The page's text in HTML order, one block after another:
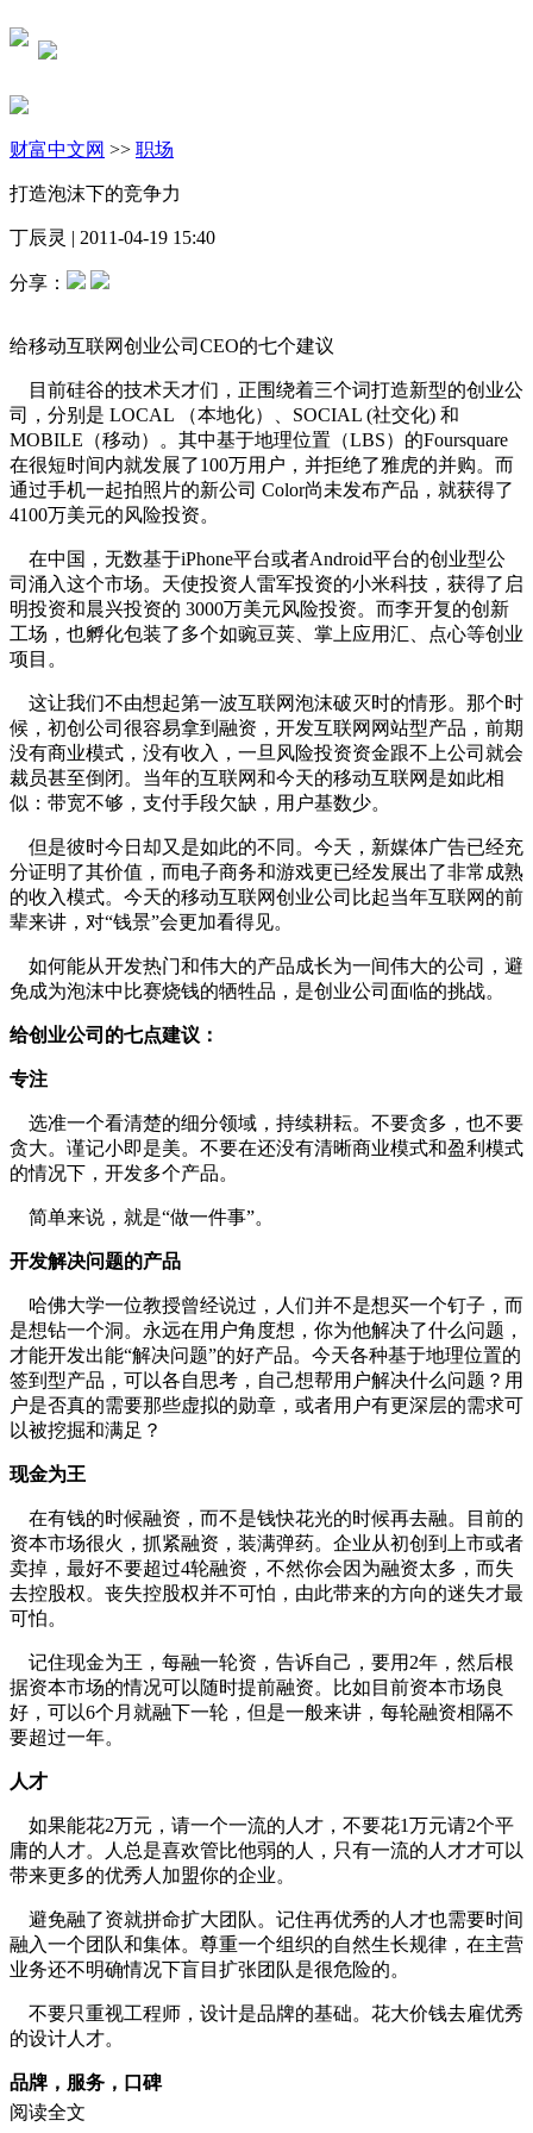
财富中文网 >> 职场
打造泡沫下的竞争力
丁辰灵 | 2011-04-19 15:40
分享：
给移动互联网创业公司CEO的七个建议
目前硅谷的技术天才们，正围绕着三个词打造新型的创业公
司，分别是 LOCAL （本地化）、SOCIAL (社交化) 和
MOBILE（移动）。其中基于地理位置（LBS）的Foursquare
在很短时间内就发展了100万用户，并拒绝了雅虎的并购。而
通过手机一起拍照片的新公司 Color尚未发布产品，就获得了
4100万美元的风险投资。
在中国，无数基于iPhone平台或者Android平台的创业型公
司涌入这个市场。天使投资人雷军投资的小米科技，获得了启
明投资和晨兴投资的 3000万美元风险投资。而李开复的创新
工场，也孵化包装了多个如豌豆荚、掌上应用汇、点心等创业
项目。
这让我们不由想起第一波互联网泡沫破灭时的情形。那个时
候，初创公司很容易拿到融资，开发互联网网站型产品，前期
没有商业模式，没有收入，一旦风险投资资金跟不上公司就会
裁员甚至倒闭。当年的互联网和今天的移动互联网是如此相
似：带宽不够，支付手段欠缺，用户基数少。
但是彼时今日却又是如此的不同。今天，新媒体广告已经充
分证明了其价值，而电子商务和游戏更已经发展出了非常成熟
的收入模式。今天的移动互联网创业公司比起当年互联网的前
辈来讲，对“钱景”会更加看得见。
如何能从开发热门和伟大的产品成长为一间伟大的公司，避
免成为泡沫中比赛烧钱的牺牲品，是创业公司面临的挑战。
给创业公司的七点建议：
专注
选准一个看清楚的细分领域，持续耕耘。不要贪多，也不要
贪大。谨记小即是美。不要在还没有清晰商业模式和盈利模式
的情况下，开发多个产品。
简单来说，就是“做一件事”。
开发解决问题的产品
哈佛大学一位教授曾经说过，人们并不是想买一个钉子，而
是想钻一个洞。永远在用户角度想，你为他解决了什么问题，
才能开发出能“解决问题”的好产品。今天各种基于地理位置的
签到型产品，可以各自思考，自己想帮用户解决什么问题？用
户是否真的需要那些虚拟的勋章，或者用户有更深层的需求可
以被挖掘和满足？
现金为王
在有钱的时候融资，而不是钱快花光的时候再去融。目前的
资本市场很火，抓紧融资，装满弹药。企业从初创到上市或者
卖掉，最好不要超过4轮融资，不然你会因为融资太多，而失
去控股权。丧失控股权并不可怕，由此带来的方向的迷失才最
可怕。
记住现金为王，每融一轮资，告诉自己，要用2年，然后根
据资本市场的情况可以随时提前融资。比如目前资本市场良
好，可以6个月就融下一轮，但是一般来讲，每轮融资相隔不
要超过一年。
人才
如果能花2万元，请一个一流的人才，不要花1万元请2个平
庸的人才。人总是喜欢管比他弱的人，只有一流的人才才可以
带来更多的优秀人加盟你的企业。
避免融了资就拼命扩大团队。记住再优秀的人才也需要时间
融入一个团队和集体。尊重一个组织的自然生长规律，在主营
业务还不明确情况下盲目扩张团队是很危险的。
不要只重视工程师，设计是品牌的基础。花大价钱去雇优秀
的设计人才。
品牌，服务，口碑
融资融到以后，不要把资源过多浪费在广告和预装上。除非
阅读全文